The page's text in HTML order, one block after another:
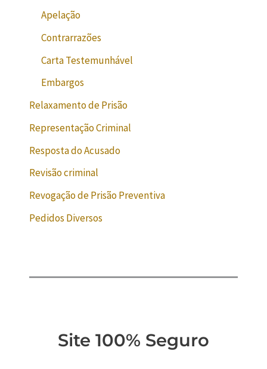
Apelação
Contrarrazões
Carta Testemunhável
Embargos
Relaxamento de Prisão
Representação Criminal
Resposta do Acusado
Revisão criminal
Revogação de Prisão Preventiva
Pedidos Diversos
Site 100% Seguro